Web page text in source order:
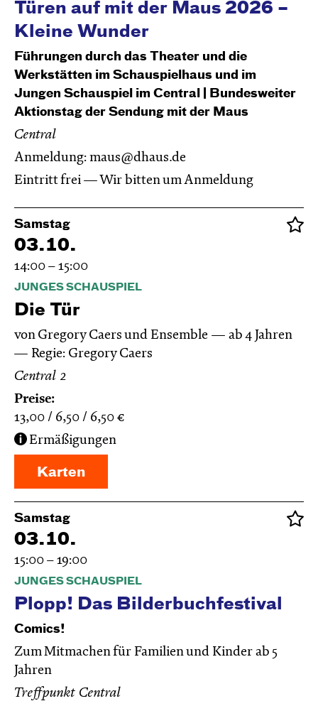
Türen auf mit der Maus 2026 –
Kleine Wunder
Führungen durch das Theater und die
Werkstätten im Schauspielhaus und im
Jungen Schauspiel im Central | Bundesweiter
Aktionstag der Sendung mit der Maus
Central
Anmeldung: maus@dhaus.de
Eintritt frei — Wir bitten um Anmeldung
Samstag
03.10.
14:00 – 15:00
JUNGES SCHAUSPIEL
Die Tür
von Gregory Caers und Ensemble
ab 4 Jahren
Regie: Gregory Caers
Central 2
Preise:
13,00
6,50 6,50 €
Ermäßigungen
Karten
Samstag
03.10.
15:00 – 19:00
JUNGES SCHAUSPIEL
Plopp! Das Bilderbuchfestival
Comics!
Zum Mitmachen für Familien und Kinder ab 5
Jahren
Treffpunkt Central